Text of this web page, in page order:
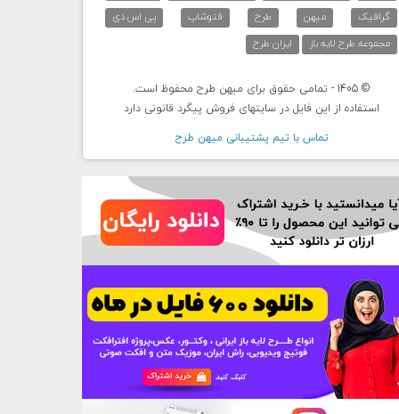
گرافیک
میهن طرح فتوشاپ
پی اس دی
مجموعه طرح لایه باز
ایران طرح
© 1405 - تمامی حقوق برای میهن طرح محفوظ است.
استفاده از این فایل در سایتهای فروش پیگرد قانونی دارد
تماس با تيم پشتيبانی ميهن طرح